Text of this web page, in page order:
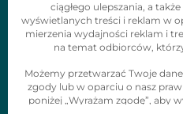
ciągłego ulepszania, a
wyświetlanych treści i reklam w
mierzenia wydajności reklam i
na temat odbiorców,
Możemy przetwarzać Twoje
zgody lub w oparciu o nasz
poniżej „Wyrażam zgodę”, aby
Skontaktuj się z nami
Obserwuj nas